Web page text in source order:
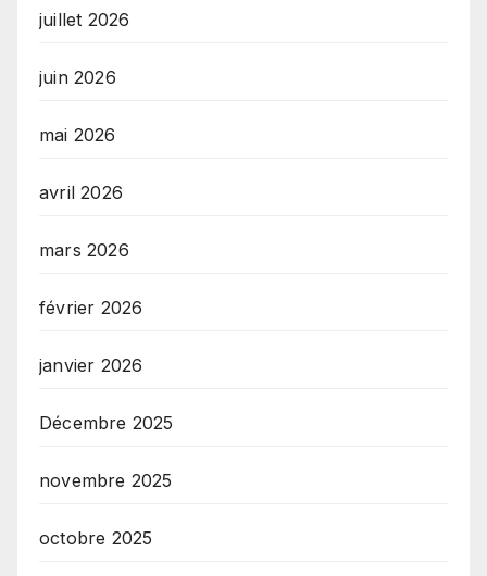
juillet 2026
juin 2026
mai 2026
avril 2026
mars 2026
février 2026
janvier 2026
Décembre 2025
novembre 2025
octobre 2025